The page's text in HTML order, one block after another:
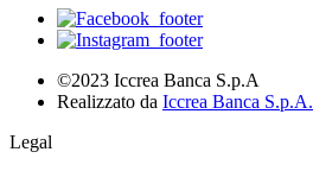
©2023 Iccrea Banca S.p.A
Realizzato da Iccrea Banca S.p.A.
Legal